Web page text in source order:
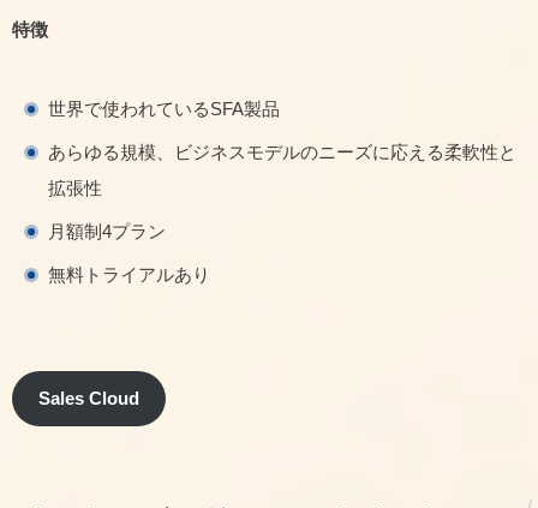
特徴
世界で使われているSFA製品
あらゆる規模、ビジネスモデルのニーズに応える柔軟性と
拡張性
月額制4プラン
無料トライアルあり
Sales Cloud